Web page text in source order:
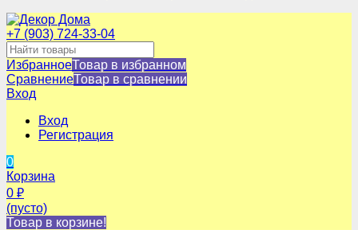
+7 (903) 724-33-04
ИзбранноеТовар в избранном
СравнениеТовар в сравнении
Вход
Вход
Регистрация
0
Корзина
0 ₽
(пусто)
Товар в корзине!